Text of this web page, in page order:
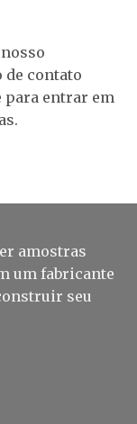
contato
para entrar em
amostras
um fabricante
seu